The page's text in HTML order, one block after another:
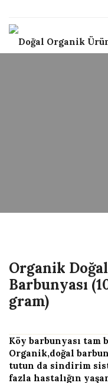
Organik
Barbunyası
gram)
Köy barbunyası tam
Organik,doğal
tutun da sindirim
fazla hastalığın